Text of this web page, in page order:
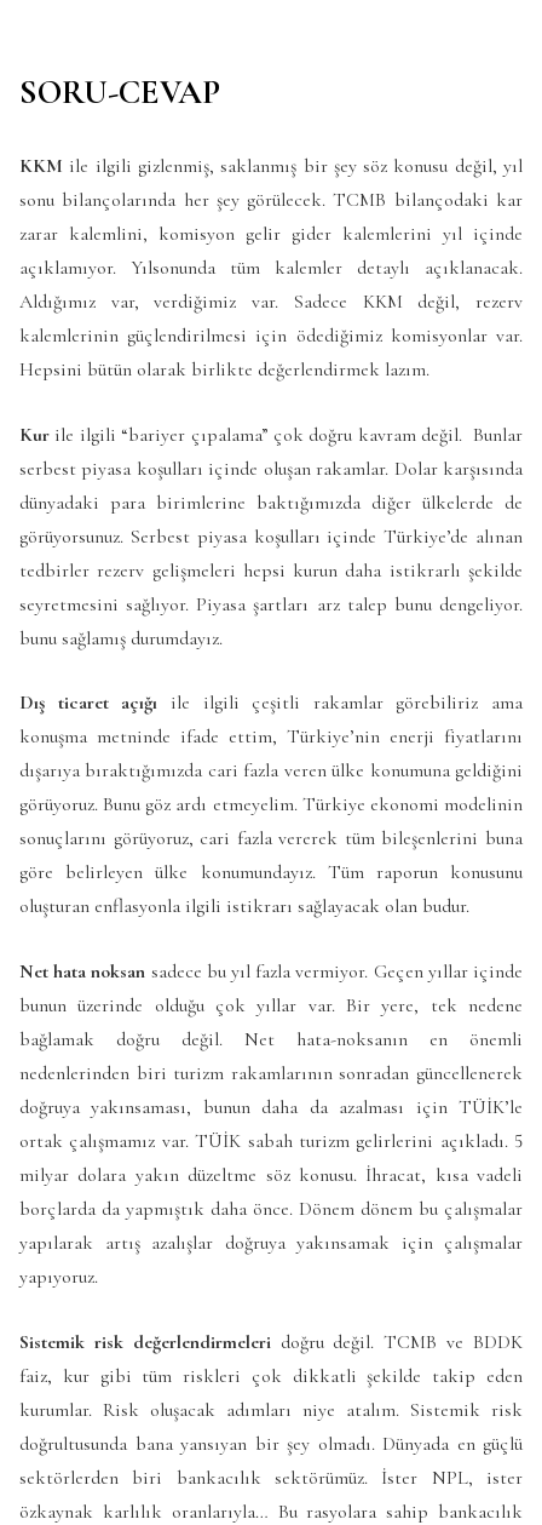
SORU-CEVAP
KKM ile ilgili gizlenmiş, saklanmış bir şey söz konusu değil, yıl
sonu bilançolarında her şey görülecek. TCMB bilançodaki kar
zarar kalemlini, komisyon gelir gider kalemlerini yıl içinde
açıklamıyor. Yılsonunda tüm kalemler detaylı açıklanacak.
Aldığımız var, verdiğimiz var. Sadece KKM değil, rezerv
kalemlerinin güçlendirilmesi için ödediğimiz komisyonlar var.
Hepsini bütün olarak birlikte değerlendirmek lazım.
Kur ile ilgili “bariyer çıpalama” çok doğru kavram değil. Bunlar
serbest piyasa koşulları içinde oluşan rakamlar. Dolar karşısında
dünyadaki para birimlerine baktığımızda diğer ülkelerde de
görüyorsunuz. Serbest piyasa koşulları içinde Türkiye’de alınan
tedbirler rezerv gelişmeleri hepsi kurun daha istikrarlı şekilde
seyretmesini sağlıyor. Piyasa şartları arz talep bunu dengeliyor.
bunu sağlamış durumdayız.
Dış ticaret açığı ile ilgili çeşitli rakamlar görebiliriz ama
konuşma metninde ifade ettim, Türkiye’nin enerji fiyatlarını
dışarıya bıraktığımızda cari fazla veren ülke konumuna geldiğini
görüyoruz. Bunu göz ardı etmeyelim. Türkiye ekonomi modelinin
sonuçlarını görüyoruz, cari fazla vererek tüm bileşenlerini buna
göre belirleyen ülke konumundayız. Tüm raporun konusunu
oluşturan enflasyonla ilgili istikrarı sağlayacak olan budur.
Net hata noksan sadece bu yıl fazla vermiyor. Geçen yıllar içinde
bunun üzerinde olduğu çok yıllar var. Bir yere, tek nedene
bağlamak doğru değil. Net hata-noksanın en önemli
nedenlerinden biri turizm rakamlarının sonradan güncellenerek
doğruya yakınsaması, bunun daha da azalması için TÜİK’le
ortak çalışmamız var. TÜİK sabah turizm gelirlerini açıkladı. 5
milyar dolara yakın düzeltme söz konusu. İhracat, kısa vadeli
borçlarda da yapmıştık daha önce. Dönem dönem bu çalışmalar
yapılarak artış azalışlar doğruya yakınsamak için çalışmalar
yapıyoruz.
Sistemik risk değerlendirmeleridoğru değil. TCMB ve BDDK
faiz, kur gibi tüm riskleri çok dikkatli şekilde takip eden
kurumlar. Risk oluşacak adımları niye atalım. Sistemik risk
doğrultusunda bana yansıyan bir şey olmadı. Dünyada en güçlü
sektörlerden biri bankacılık sektörümüz. İster NPL, ister
özkaynak karlılık oranlarıyla… Bu rasyolara sahip bankacılık